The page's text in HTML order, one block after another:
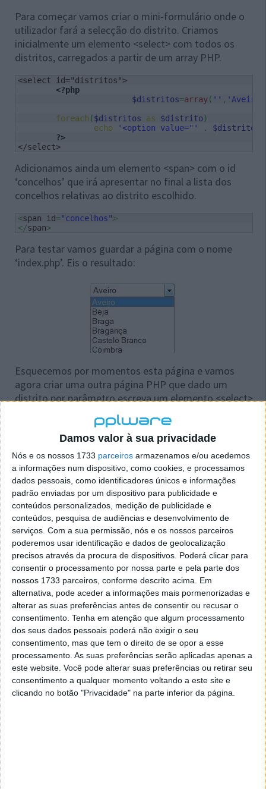
Damos valor à sua privacidade
Nós e os nossos 1733 parceiros armazenamos e/ou acedemos
a informações num dispositivo, como cookies, e processamos
dados pessoais, como identificadores únicos e informações
padrão enviadas por um dispositivo para publicidade e
conteúdos personalizados, medição de publicidade e
conteúdos, pesquisa de audiências e desenvolvimento de
serviços. Com a sua permissão, nós e os nossos parceiros
poderemos usar identificação e dados de geolocalização
precisos através da procura de dispositivos. Poderá clicar para
consentir o processamento por nossa parte e pela parte dos
nossos 1733 parceiros, conforme descrito acima. Em
alternativa, pode aceder a informações mais pormenorizadas e
alterar as suas preferências antes de consentir ou recusar o
consentimento. Tenha em atenção que algum processamento
dos seus dados pessoais poderá não exigir o seu
consentimento, mas que tem o direito de se opor a esse
processamento. As suas preferências serão aplicadas apenas a
este website. Você pode alterar suas preferências ou retirar seu
consentimento a qualquer momento voltando a este site e
clicando no botão "Privacidade" na parte inferior da página.
Para começar vamos criar o mini-formulário onde o
utilizador fará a selecção do distrito. Criamos
inicialmente um elemento <select> com todos os
distritos, carregados a partir de um array PHP.
<select id="distritos">
<?php
$distritos=array( '' , 'Aveiro'
foreach ($distritos as $distrito)
echo
'<option value="' . $distrito
?>
</select>
Adicionamos ainda um elemento <span> com o id
‘concelhos’ que irá apresentar no final a lista dos
concelhos relativas ao distrito escolhido.
<span id="concelhos">
</span>
Para testar vamos guardar a página com o nome
‘index.php’. Eis o resultado:
Esquecemos por momentos esta página e vamos
agora criar uma outra página PHP que dado um
distrito por parâmetro escreva um elemento <select>
com os concelhos respectivos.
Obtemos o distrito escolhido através do método
GET:
$distrito= $_GET['distrito'];
De seguida necessitamos de um array que faça a
associação entre os distritos e os concelhos que lhe
pertencem (exemplifico com Aveiro, Lisboa e Viseu
mas no ficheiro fonte tem o array completo):
$concelhos['Aveiro'] =array('Águeda','Albergaria-a-
$concelhos['Lisboa']=array('Arruda dos Vinhos'
$concelhos['Viseu' ] =array('Armamar','Carregal do
E fazemos então a construção de um <select> com o
distrito escolhido:
echo '
<select>'
;
foreach($concelhos [$distrito ] as $concelho)
echo '
<option value="' . $concelho . '">' . $concelho